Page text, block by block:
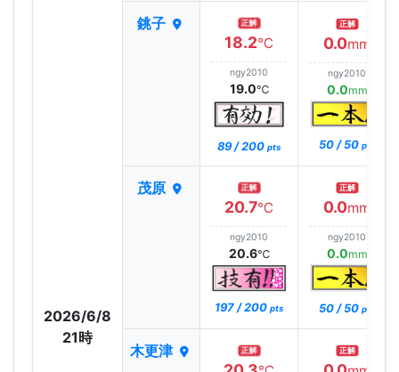
2026/6/8
21時
銚子 正解
18.2℃
ngy2010
19.0℃
89 / 200 pts
正解
0.0mm
ngy2010
0.0mm
50 / 50 pts
茂原 正解
20.7℃
ngy2010
20.6℃
197 / 200 pts
正解
0.0mm
ngy2010
0.0mm
50 / 50 pts
木更津 正解 正解